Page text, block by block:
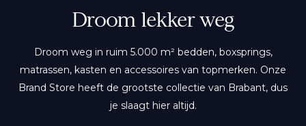
Droom lekker weg
Droom weg in ruim 5.000 m² bedden, boxsprings,
matrassen, kasten en accessoires van topmerken. Onze
Brand Store heeft de grootste collectie van Brabant, dus
je slaagt hier altijd.